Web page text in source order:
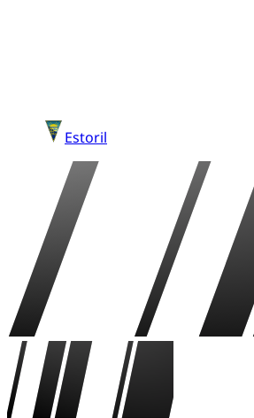
Estoril